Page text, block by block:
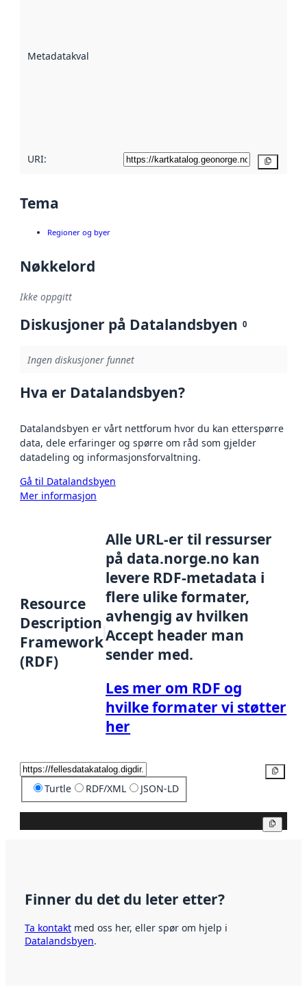
Metadatakvalitet
URI:
Tema
Regioner og byer
Nøkkelord
Ikke oppgitt
Diskusjoner på Datalandsbyen 0
Ingen diskusjoner funnet
Hva er Datalandsbyen?
Datalandsbyen er vårt nettforum hvor du kan etterspørre
data, dele erfaringer og spørre om råd som gjelder
datadeling og informasjonsforvaltning.
Gå til Datalandsbyen
Mer informasjon
Resource
Description
Framework
(RDF)
Alle URL-er til ressurser
på data.norge.no kan
levere RDF-metadata i
flere ulike formater,
avhengig av hvilken
Accept header man
sender med.
Les mer om RDF og
hvilke formater vi støtter
her
Turtle RDF/XML JSON-LD
Finner du det du leter etter?
Ta kontakt med oss her, eller spør om hjelp i
Datalandsbyen.